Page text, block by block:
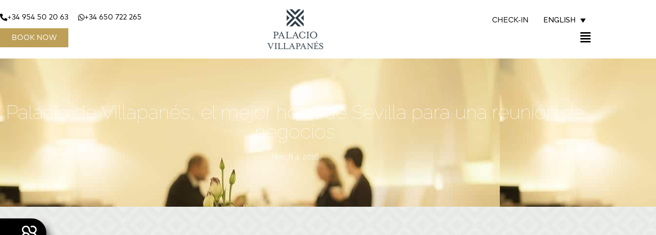
+34 954 50 20 63 +34 650 722 265
BOOK NOW
CHECK-IN ENGLISH
Palacio de Villapanés, el mejor hotel de Sevilla para una reunión de
negocios
March 4, 2016